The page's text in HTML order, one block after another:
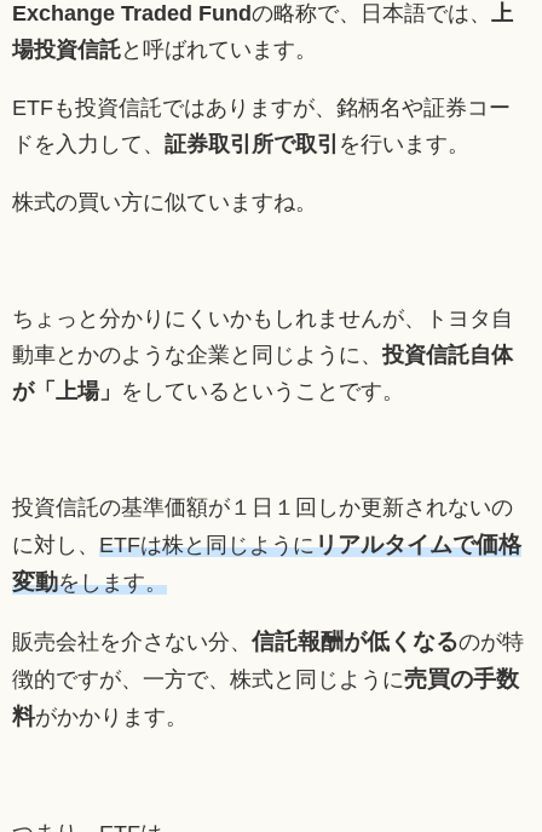
Exchange Traded Fundの略称で、日本語では、 上
場投資信託と呼ばれています。
ETFも投資信託ではありますが、銘柄名や証券コー
ドを入力して、 証券取引所で取引 を行います。
株式の買い方に似ていますね。
ちょっと分かりにくいかもしれませんが、トヨタ自
動車とかのような企業と同じように、投資信託自体
が「上場」 をしているということです。
投資信託の基準価額が１日１回しか更新されないの
に対し、 ETFは株と同じようにリアルタイムで価格
変動をします。
販売会社を介さない分、 信託報酬が低くなるのが特
徴的ですが、一方で、株式と同じように売買の手数
料がかかります。